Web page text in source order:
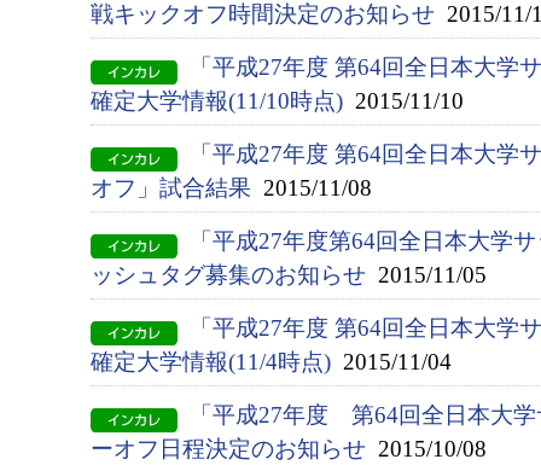
戦キックオフ時間決定のお知らせ 2015/11/
「平成27年度 第64回全日本大学
確定大学情報(11/10時点) 2015/11/10
「平成27年度 第64回全日本大学
オフ」試合結果 2015/11/08
「平成27年度第64回全日本大学
ッシュタグ募集のお知らせ 2015/11/05
「平成27年度 第64回全日本大学
確定大学情報(11/4時点) 2015/11/04
「平成27年度 第64回全日本大
ーオフ日程決定のお知らせ 2015/10/08